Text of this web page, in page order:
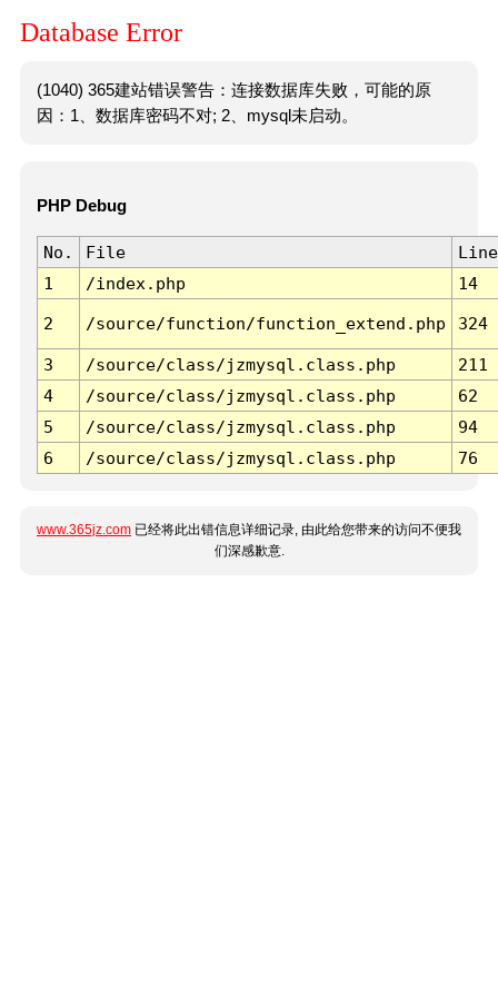
Database Error
(1040) 365建站错误警告：连接数据库失败，可能的原
因：1、数据库密码不对; 2、mysql未启动。
PHP Debug
No. File
Line
1
/index.php 14
2 /source/function/function_extend.php 324
3 /source/class/jzmysql.class.php
211
4
/source/class/jzmysql.class.php
62
5
/source/class/jzmysql.class.php
94
6
/source/class/jzmysql.class.php 76
www.365jz.com 已经将此出错信息详细记录, 由此给您带来的访问不便我
们深感歉意.